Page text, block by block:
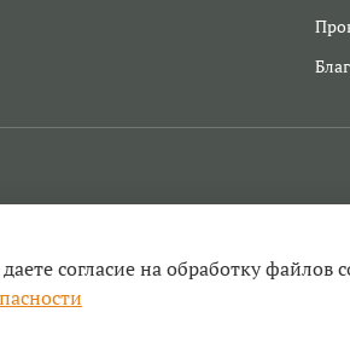
и инструмента в Егорьевске,
согласие на обработку